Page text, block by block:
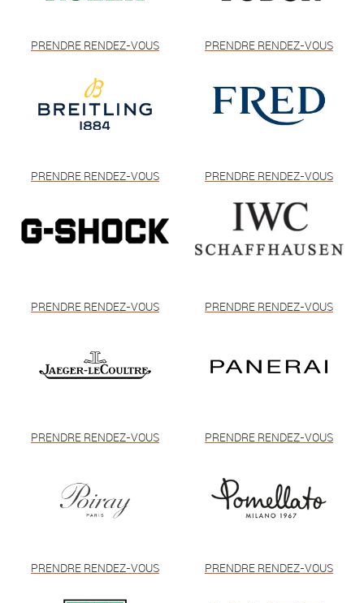
PRENDRE RENDEZ-VOUS PRENDRE RENDEZ-VOUS
PRENDRE RENDEZ-VOUS PRENDRE RENDEZ-VOUS
PRENDRE RENDEZ-VOUS PRENDRE RENDEZ-VOUS
PRENDRE RENDEZ-VOUS PRENDRE RENDEZ-VOUS
PRENDRE RENDEZ-VOUS PRENDRE RENDEZ-VOUS